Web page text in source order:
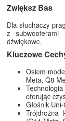
Zwiększ Bas
Dla słuchaczy
z subwooferami
dźwiękowe.
Kluczowe
Osiem
Meta, Q8
oferując
Głośnik
Trójdrożna